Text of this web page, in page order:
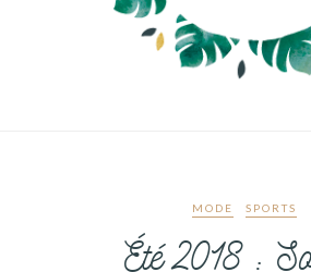
MODE SPORTS
Été 2018 :